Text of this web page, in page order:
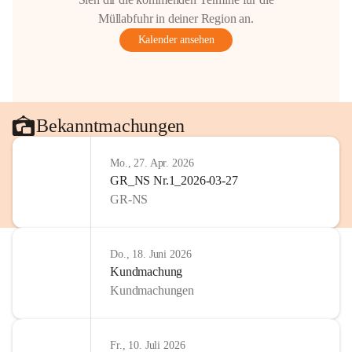
Müllabfuhr in deiner Region an.
Kalender ansehen
Bekanntmachungen
Mo., 27. Apr. 2026
GR_NS Nr.1_2026-03-27
GR-NS
Do., 18. Juni 2026
Kundmachung
Kundmachungen
Fr., 10. Juli 2026